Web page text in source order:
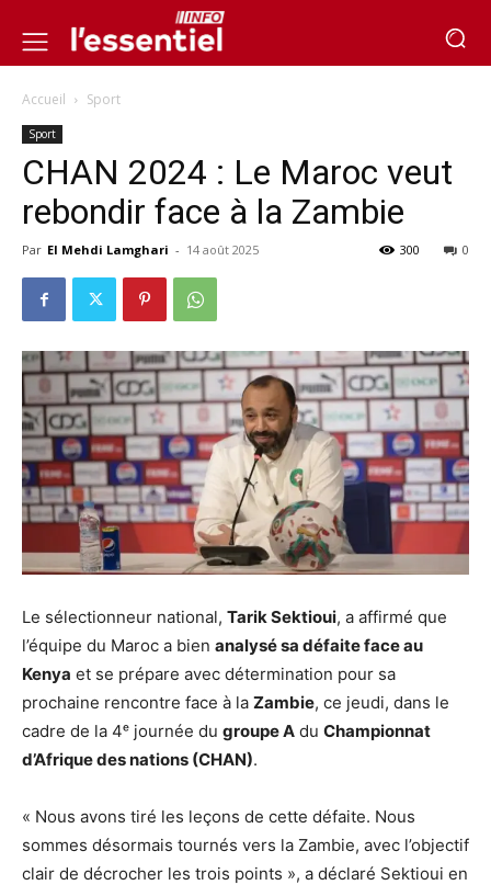
Accueil Sport
Sport
CHAN 2024 : Le Maroc veut
rebondir face à la Zambie
Par El Mehdi Lamghari - 14 août 2025 0
300
Le sélectionneur national, Tarik Sektioui, a affirmé que
l’équipe du Maroc a bien analysé sa défaite face au
Kenya et se prépare avec détermination pour sa
prochaine rencontre face à la Zambie, ce jeudi, dans le
cadre de la 4ᵉ journée du groupe A du Championnat
d’Afrique des nations (CHAN).
« Nous avons tiré les leçons de cette défaite. Nous
sommes désormais tournés vers la Zambie, avec l’objectif
clair de décrocher les trois points », a déclaré Sektioui en